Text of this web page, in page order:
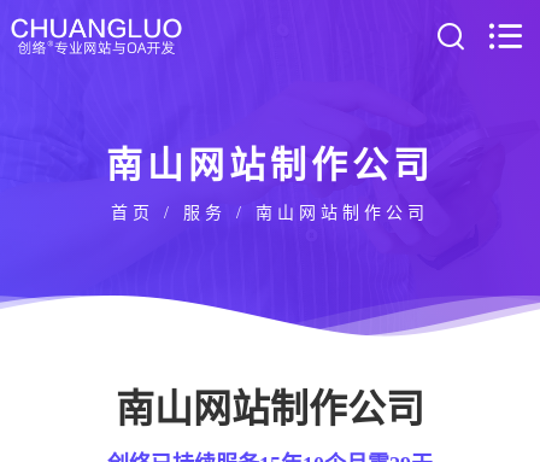
南山网站制作公司
首页 / 服务 / 南山网站制作公司
南山网站制作公司